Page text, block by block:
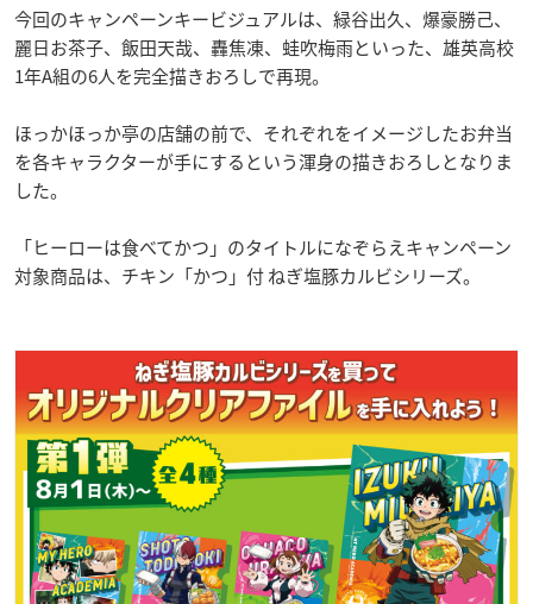
今回のキャンペーンキービジュアルは、緑谷出久、爆豪勝己、
麗日お茶子、飯田天哉、轟焦凍、蛙吹梅雨といった、雄英高校
1年A組の6人を完全描きおろしで再現。
ほっかほっか亭の店舗の前で、それぞれをイメージしたお弁当
を各キャラクターが手にするという渾身の描きおろしとなりま
した。
「ヒーローは食べてかつ」のタイトルになぞらえキャンペーン
対象商品は、チキン「かつ」付 ねぎ塩豚カルビシリーズ。